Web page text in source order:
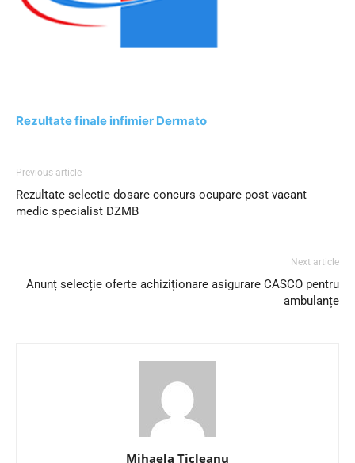
Rezultate finale infimier Dermato
Previous article
Rezultate selectie dosare concurs ocupare post vacant
medic specialist DZMB
Next article
Anunț selecție oferte achiziționare asigurare CASCO pentru
ambulanțe
Mihaela Ticleanu